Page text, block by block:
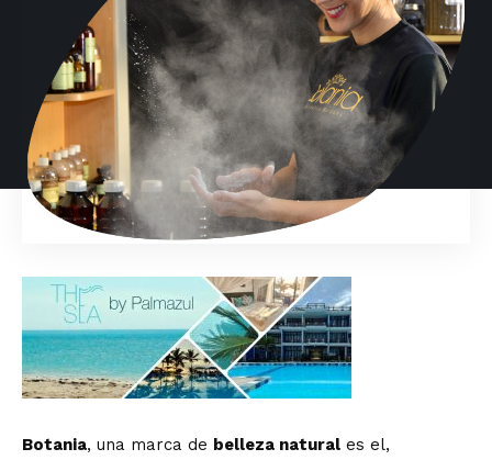
Botania, una marca de belleza natural es el,